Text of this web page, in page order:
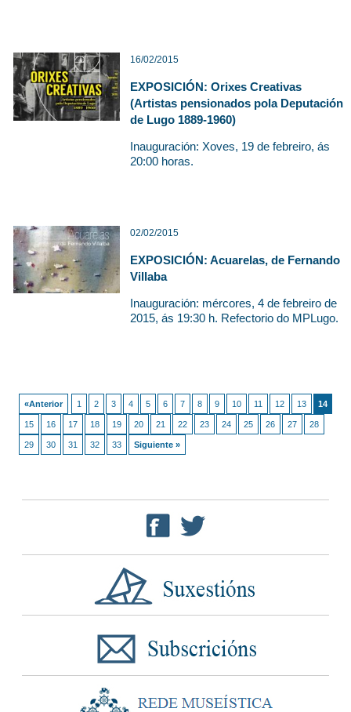
16/02/2015
EXPOSICIÓN: Orixes Creativas
(Artistas pensionados pola Deputación
de Lugo 1889-1960)
Inauguración: Xoves, 19 de febreiro, ás
20:00 horas.
02/02/2015
EXPOSICIÓN: Acuarelas, de Fernando
Villaba
Inauguración: mércores, 4 de febreiro de
2015, ás 19:30 h. Refectorio do MPLugo.
«Anterior 1 2 3 4 5 6 7 8 9 10 11 12 13 14
15 16 17 18 19 20 21 22 23 24 25 26 27 28
29 30 31 32 33 Siguiente »